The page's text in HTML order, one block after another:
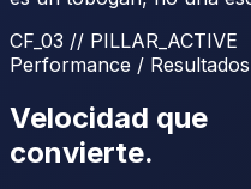
CF_03 // PILLAR_ACTIVE
Performance / Resultados
Velocidad que
convierte.